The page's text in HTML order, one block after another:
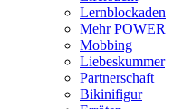
Lernblockaden
Mehr POWER
Mobbing
Liebeskummer
Partnerschaft
Bikinifigur